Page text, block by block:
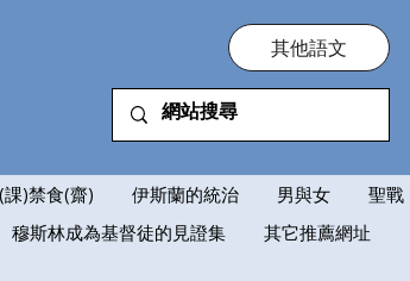
其他語文
)禁食(齋) 伊斯蘭的統治 男與女
聖戰
穆斯林成為基督徒的見證集
其它推薦網址